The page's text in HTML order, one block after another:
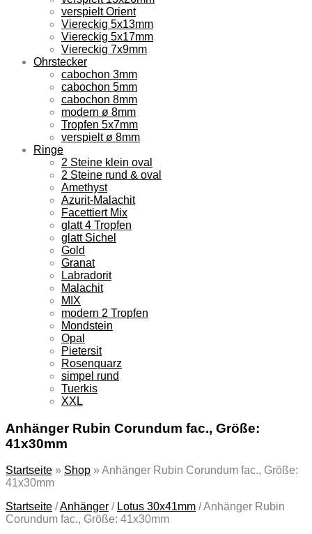
verspielt Orient
Viereckig 5x13mm
Viereckig 5x17mm
Viereckig 7x9mm
Ohrstecker
cabochon 3mm
cabochon 5mm
cabochon 8mm
modern ø 8mm
Tropfen 5x7mm
verspielt ø 8mm
Ringe
2 Steine klein oval
2 Steine rund & oval
Amethyst
Azurit-Malachit
Facettiert Mix
glatt 4 Tropfen
glatt Sichel
Gold
Granat
Labradorit
Malachit
MIX
modern 2 Tropfen
Mondstein
Opal
Pietersit
Rosenquarz
simpel rund
Tuerkis
XXL
Anhänger Rubin Corundum fac., Größe:
41x30mm
Startseite » Shop »Anhänger Rubin Corundum fac., Größe:
41x30mm
Startseite /Anhänger / Lotus 30x41mm /Anhänger Rubin
Corundum fac., Größe: 41x30mm